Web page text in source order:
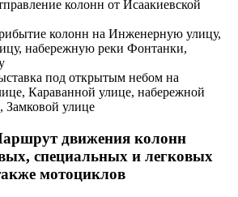
колонн от Исаакиевской
колонн на Инженерную улицу,
набережную реки Фонтанки,
под открытым небом на
Караванной улице, набережной
Замковой улице
движения колонн
специальных и легковых
мотоциклов